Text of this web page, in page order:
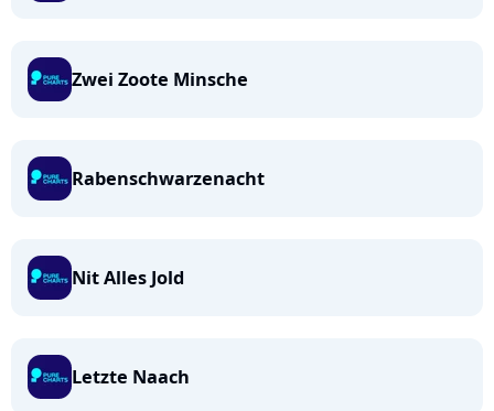
Zwei Zoote Minsche
Rabenschwarzenacht
Nit Alles Jold
Letzte Naach